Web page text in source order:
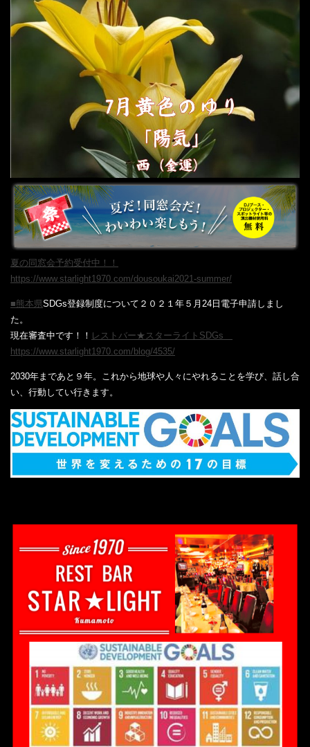
夏の同窓会予約受付中！！
https://www.starlight1970.com/dousoukai2021-summer/
■熊本県SDGs登録制度について２０２１年５月24日電子申請しまし
た。
現在審査中です！！ レストバー★スターライトSDGs
https://www.starlight1970.com/blog/4535/
2030年まであと９年。これから地球や人々にやれることを学び、話し合
い、行動してい行きます。